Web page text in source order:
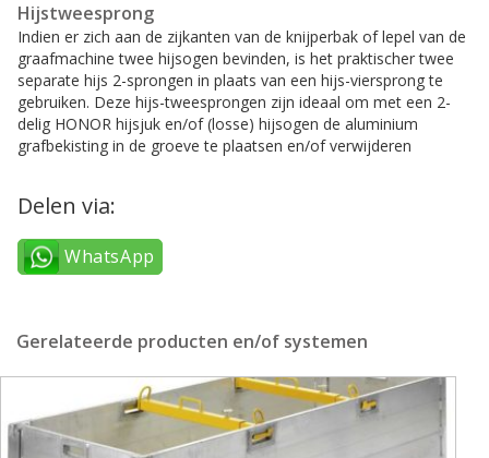
Hijstweesprong
Indien er zich aan de zijkanten van de knijperbak of lepel van de
graafmachine twee hijsogen bevinden, is het praktischer twee
separate hijs 2-sprongen in plaats van een hijs-viersprong te
gebruiken. Deze hijs-tweesprongen zijn ideaal om met een 2-
delig HONOR hijsjuk en/of (losse) hijsogen de aluminium
grafbekisting in de groeve te plaatsen en/of verwijderen
Delen via:
WhatsApp
Gerelateerde producten en/of systemen